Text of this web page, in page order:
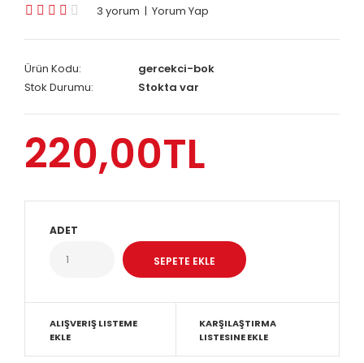
3 yorum | Yorum Yap
Ürün Kodu:
gercekci-bok
Stok Durumu:
Stokta var
220,00TL
ADET
ALIŞVERIŞ LISTEME
EKLE
KARŞILAŞTIRMA
LISTESINE EKLE